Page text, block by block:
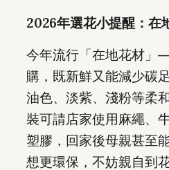
2026年選花小提醒：在
今年流行「在地花材
購，既新鮮又能減少碳
油色、淡紫、淺粉等柔
裝可請店家使用麻繩、
塑膠，回家後母親甚至
想更環保，不妨親自到